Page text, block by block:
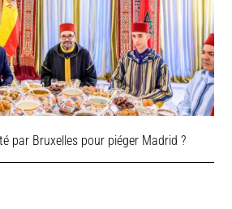
par Bruxelles pour piéger Madrid ?